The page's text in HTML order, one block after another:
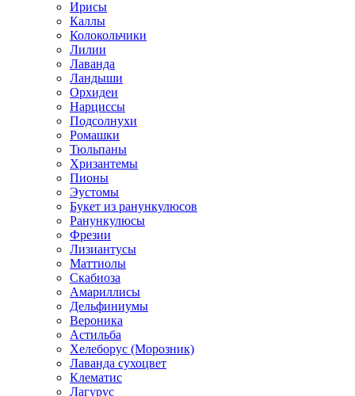
Ирисы
Каллы
Колокольчики
Лилии
Лаванда
Ландыши
Орхидеи
Нарциссы
Подсолнухи
Ромашки
Тюльпаны
Хризантемы
Пионы
Эустомы
Букет из ранункулюсов
Ранункулюсы
Фрезии
Лизиантусы
Маттиолы
Скабиоза
Амариллисы
Дельфиниумы
Вероника
Астильба
Хелеборус (Морозник)
Лаванда сухоцвет
Клематис
Лагурус